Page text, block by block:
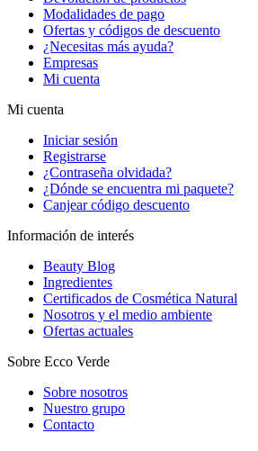
Modalidades de pago
Ofertas y códigos de descuento
¿Necesitas más ayuda?
Empresas
Mi cuenta
Mi cuenta
Iniciar sesión
Registrarse
¿Contraseña olvidada?
¿Dónde se encuentra mi paquete?
Canjear código descuento
Información de interés
Beauty Blog
Ingredientes
Certificados de Cosmética Natural
Nosotros y el medio ambiente
Ofertas actuales
Sobre Ecco Verde
Sobre nosotros
Nuestro grupo
Contacto